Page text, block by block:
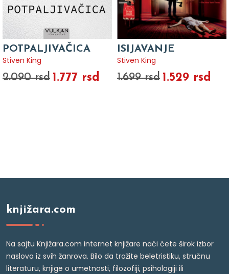
POTPALJIVAČICA
Stiven King
2.090 rsd 1.777 rsd
ISIJAVANJE
Stiven King
1.699 rsd 1.529 rsd
knjižara.com
Na sajtu Knjižara.com internet knjižare naći ćete širok izbor
naslova iz svih žanrova. Bilo da tražite beletristiku, stručnu
literaturu, knjige o umetnosti, filozofiji, psihologiji ili